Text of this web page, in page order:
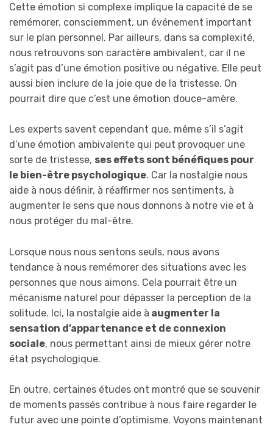
Cette émotion si complexe implique la capacité de se
remémorer, consciemment, un événement important
sur le plan personnel. Par ailleurs, dans sa complexité,
nous retrouvons son caractère ambivalent, car il ne
s’agit pas d’une émotion positive ou négative. Elle peut
aussi bien inclure de la joie que de la tristesse. On
pourrait dire que c’est une émotion douce-amère.
Les experts savent cependant que, même s’il s’agit
d’une émotion ambivalente qui peut provoquer une
sorte de tristesse, ses effets sont bénéfiques pour
le bien-être psychologique. Car la nostalgie nous
aide à nous définir, à réaffirmer nos sentiments, à
augmenter le sens que nous donnons à notre vie et à
nous protéger du mal-être.
Lorsque nous nous sentons seuls, nous avons
tendance à nous remémorer des situations avec les
personnes que nous aimons. Cela pourrait être un
mécanisme naturel pour dépasser la perception de la
solitude. Ici, la nostalgie aide à augmenter la
sensation d’appartenance et de connexion
sociale, nous permettant ainsi de mieux gérer notre
état psychologique.
En outre, certaines études ont montré que se souvenir
de moments passés contribue à nous faire regarder le
futur avec une pointe d’optimisme. Voyons maintenant